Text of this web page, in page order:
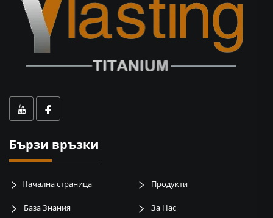
Бързи връзки
Начална страница Продукти
База Знания За Нас